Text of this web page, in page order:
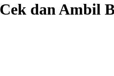
dan Ambil